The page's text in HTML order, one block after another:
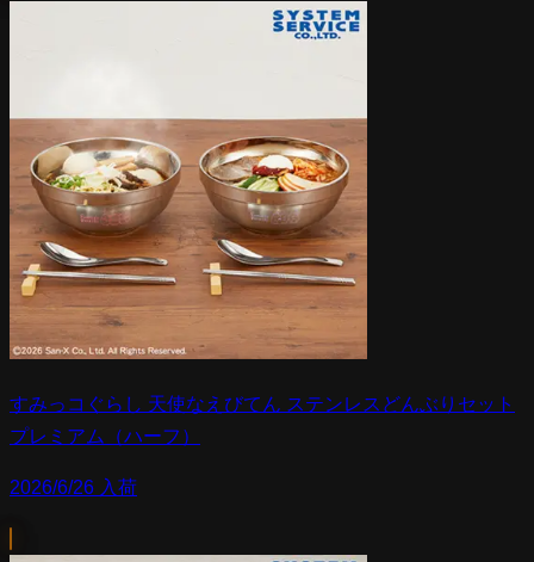
すみっコぐらし 天使なえびてん ステンレスどんぶりセット
プレミアム（ハーフ）
2026/6/26 入荷